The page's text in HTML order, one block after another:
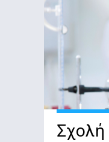
Σχολή